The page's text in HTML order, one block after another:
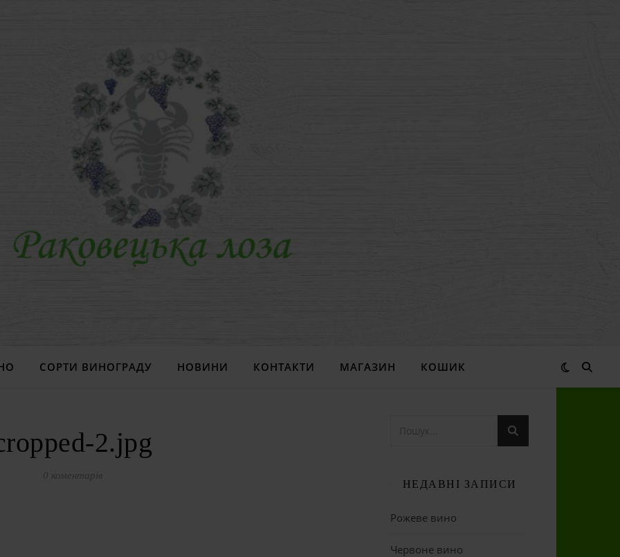
СОРТИ ВИНОГРАДУ НОВИНИ КОНТАКТИ МАГАЗИН КОШИК
2.jpg
0 коментарів
НЕДАВНІ ЗАПИСИ
Рожеве вино
Червоне вино